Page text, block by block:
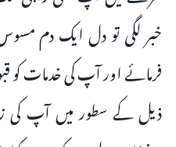
خبر لگی تو دل ایک دم
فرمائے اور آپ کی خدمات کو
ذیل کے سطور میں آپ